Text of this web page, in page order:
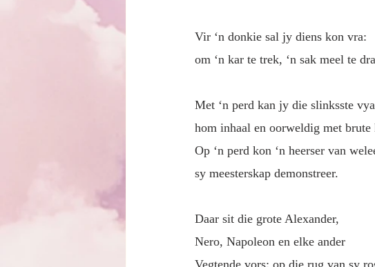
Vir ‘n donkie sal jy diens kon vra:
om ‘n kar te trek, ‘n sak meel te
Met ‘n perd kan jy die slinksste
hom inhaal en oorweldig met brute
Op ‘n perd kon ‘n heerser van
sy meesterskap demonstreer.
Daar sit die grote Alexander,
Nero, Napoleon en elke ander
Vegtende vors: op die rug van sy